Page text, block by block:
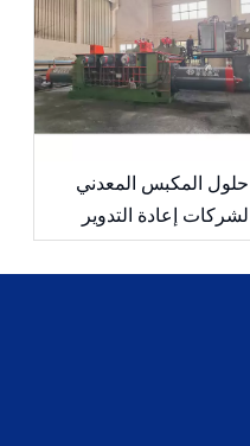
حلول المكبس المعدني
لشركات إعادة التدوير
النيجيرية